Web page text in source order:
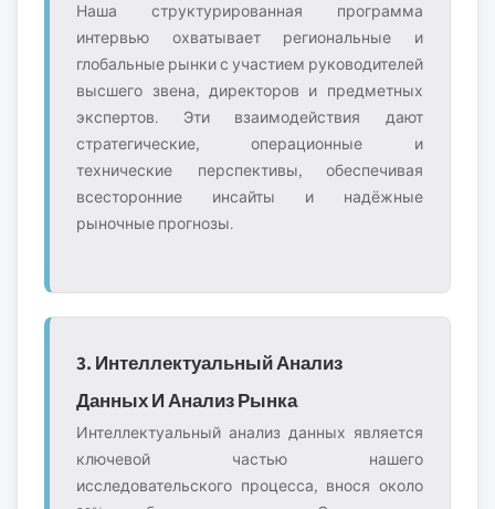
Наша структурированная программа
интервью охватывает региональные и
глобальные рынки с участием руководителей
высшего звена, директоров и предметных
экспертов. Эти взаимодействия дают
стратегические, операционные и
технические перспективы, обеспечивая
всесторонние инсайты и надёжные
рыночные прогнозы.
3. Интеллектуальный Анализ
Данных И Анализ Рынка
Интеллектуальный анализ данных является
ключевой частью нашего
исследовательского процесса, внося около